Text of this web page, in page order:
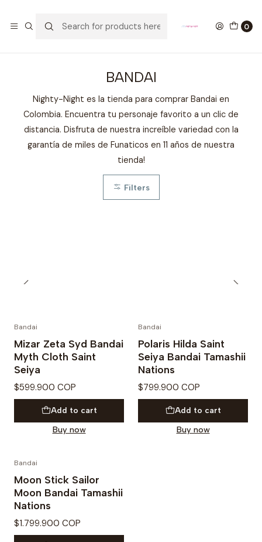
0
BANDAI
Nighty-Night es la tienda para comprar Bandai en
Colombia. Encuentra tu personaje favorito a un clic de
distancia. Disfruta de nuestra increíble variedad con la
garantía de miles de Funaticos en 11 años de nuestra
tienda!
Filters
Bandai
Mizar Zeta Syd Bandai
Myth Cloth Saint
Seiya
$599.900 COP
Add to cart
Buy now
Bandai
Polaris Hilda Saint
Seiya Bandai Tamashii
Nations
$799.900 COP
Add to cart
Buy now
Bandai
Moon Stick Sailor
Moon Bandai Tamashii
Nations
$1.799.900 COP